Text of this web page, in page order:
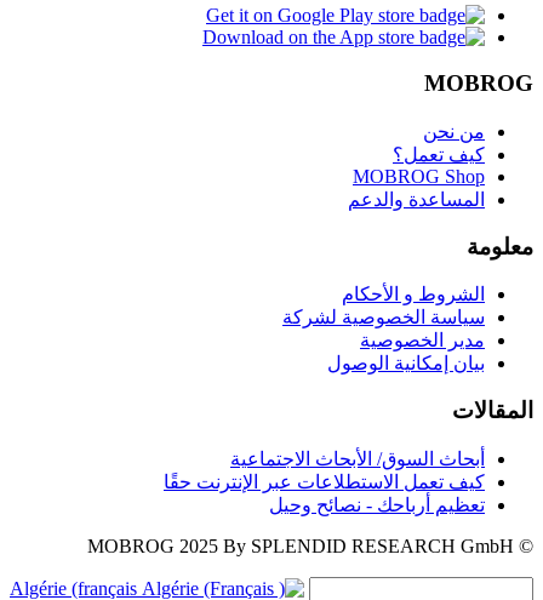
MOBROG
من نحن
كيف تعمل؟
MOBROG Shop
المساعدة والدعم
معلومة
الشروط و الأحكام
سياسة الخصوصية لشركة
مدير الخصوصية
بيان إمكانية الوصول
المقالات
أبحاث السوق/ الأبحاث الاجتماعية
كيف تعمل الاستطلاعات عبر الإنترنت حقًا
تعظيم أرباحك - نصائح وحيل
© MOBROG
2025 By SPLENDID RESEARCH GmbH
Algérie (français